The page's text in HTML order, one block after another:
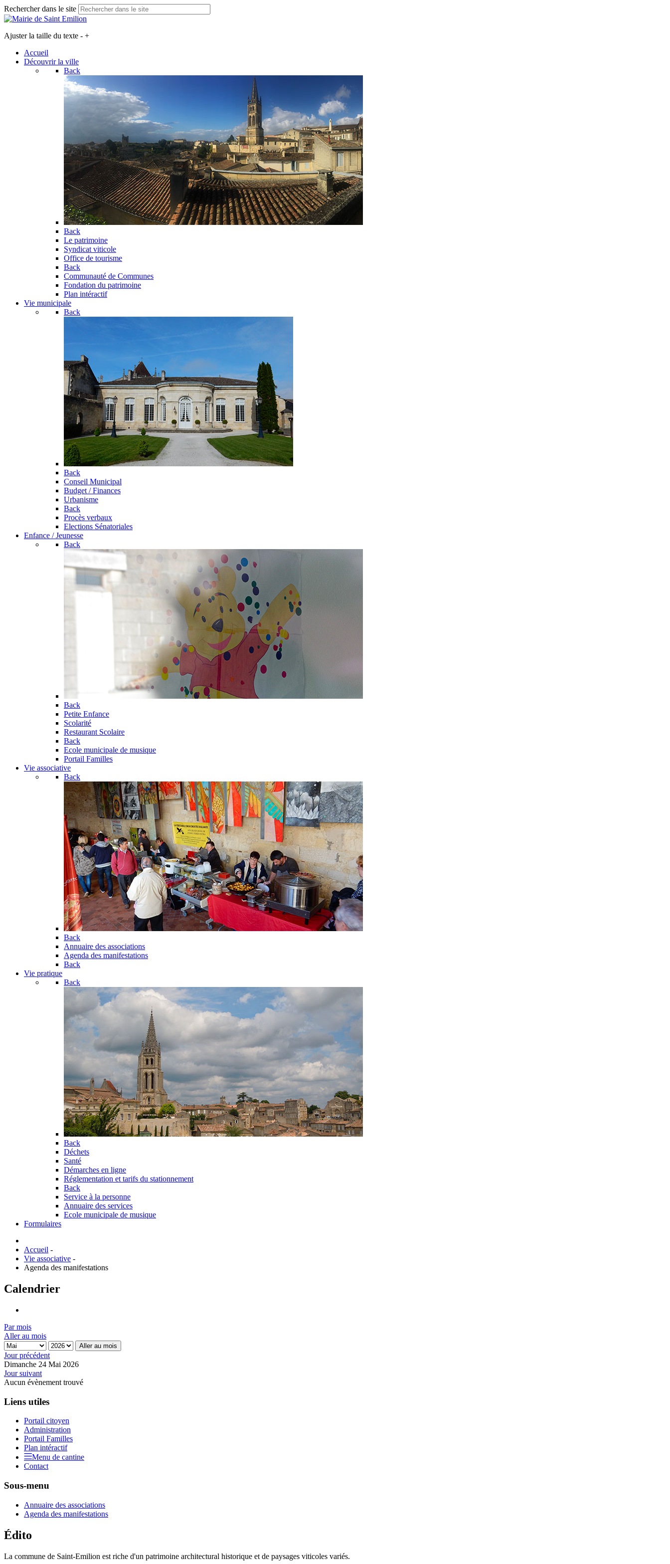
Rechercher dans le site
Ajuster la taille du texte - +
Accueil
Découvrir la ville
Back
Back
Le patrimoine
Syndicat viticole
Office de tourisme
Back
Communauté de Communes
Fondation du patrimoine
Plan intéractif
Vie municipale
Back
Back
Conseil Municipal
Budget / Finances
Urbanisme
Back
Procès verbaux
Elections Sénatoriales
Enfance / Jeunesse
Back
Back
Petite Enfance
Scolarité
Restaurant Scolaire
Back
Ecole municipale de musique
Portail Familles
Vie associative
Back
Back
Annuaire des associations
Agenda des manifestations
Back
Vie pratique
Back
Back
Déchets
Santé
Démarches en ligne
Réglementation et tarifs du stationnement
Back
Service à la personne
Annuaire des services
Ecole municipale de musique
Formulaires
Accueil -
Vie associative -
Agenda des manifestations
Calendrier
Par mois
Aller au mois
Aller au mois
Jour précédent
Dimanche 24 Mai 2026
Jour suivant
Aucun évènement trouvé
Liens utiles
Portail citoyen
Administration
Portail Familles
Plan intéractif
Menu de cantine
Contact
Sous-menu
Annuaire des associations
Agenda des manifestations
Édito
La commune de Saint-Emilion est riche d'un patrimoine architectural historique et de paysages viticoles variés.